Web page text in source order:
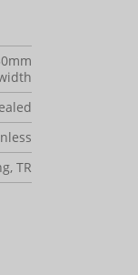
TR